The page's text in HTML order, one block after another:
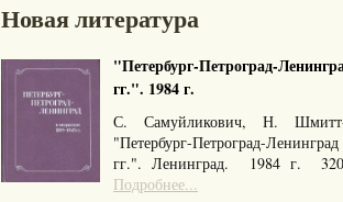
Новая литература
"Петербург-Петроград-
гг.". 1984 г.
С. Самуйликович, Н.
"Петербург-Петроград-
гг.". Ленинград. 1984 г.
Подробнее...